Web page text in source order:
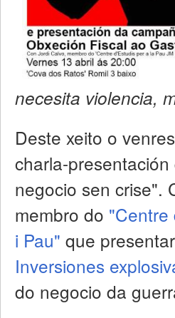
necesita violencia,
Deste xeito o
charla-
negocio sen crise".
membro do "Centre
i Pau" que
Inversiones
do negocio da